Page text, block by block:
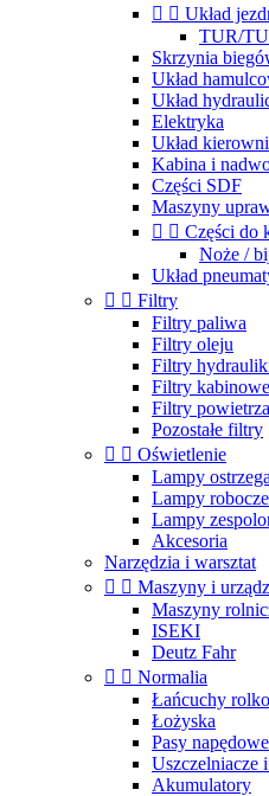
  Układ
TUR/
Skrzynia
Układ
Układ
Elektryka
Układ
Kabina i
Części SDF
Maszyny
  Części do
Noże /
Układ
  Filtry
Filtry paliwa
Filtry oleju
Filtry
Filtry kabinowe
Filtry powietrza
Pozostałe filtry
  Oświetlenie
Lampy
Lampy robocze
Lampy
Akcesoria
Narzędzia i warsztat
  Maszyny i
Maszyny
ISEKI
Deutz Fahr
  Normalia
Łańcuchy
Łożyska
Pasy napędowe
Uszczelniacze
Akumulatory